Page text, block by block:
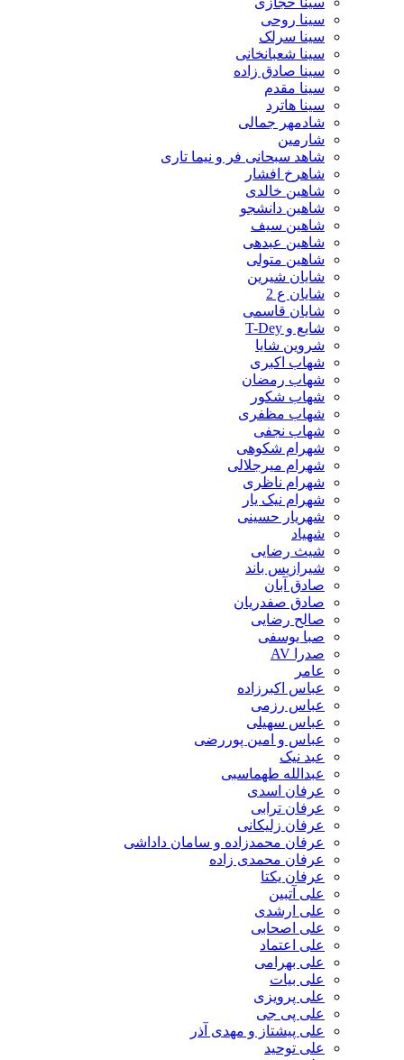
سینا روحی
سینا سرلک
سینا شعبانخانی
سینا صادق زاده
سینا مقدم
سینا هاترد
شادمهر جمالی
شارمین
شاهد سبحانی فر و نیما تاری
شاهرخ افشار
شاهین خالدی
شاهین دانشجو
شاهین سیف
شاهین عبدهی
شاهین متولی
شایان شیرین
شایان ع 2
شایان قاسمی
شایع و T-Dey
شروین شایا
شهاب اکبری
شهاب رمضان
شهاب شکور
شهاب مظفری
شهاب نجفی
شهرام شکوهی
شهرام میرجلالی
شهرام ناظری
شهرام نیک یار
شهریار حسینی
شهیاد
شیث رضایی
شیرازیس باند
صادق آبان
صادق صفدریان
صالح رضایی
صبا یوسفی
صدرا AV
عامر
عباس اکبرزاده
عباس رزمی
عباس سهیلی
عباس و امین پوررضی
عبد نیک
عبدالله طهماسبی‎
عرفان اسدی
عرفان ترابی
عرفان زلیکانی
عرفان محمدزاده و سامان داداشی
عرفان محمدی زاده
عرفان یکتا
علی آتبین
علی ارشدی
علی اصحابی
علی اعتماد
علی بهرامی
علی بیات
علی پرویزی
علی پی جی
علی پیشتاز و مهدی آذر
علی توحید